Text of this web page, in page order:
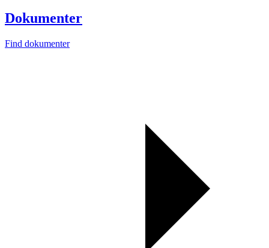
Dokumenter
Find dokumenter